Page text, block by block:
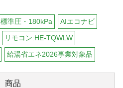
標準圧・180kPa AIエコナビ
リモコン:HE-TQWLW
給湯省エネ2026事業対象品
商品